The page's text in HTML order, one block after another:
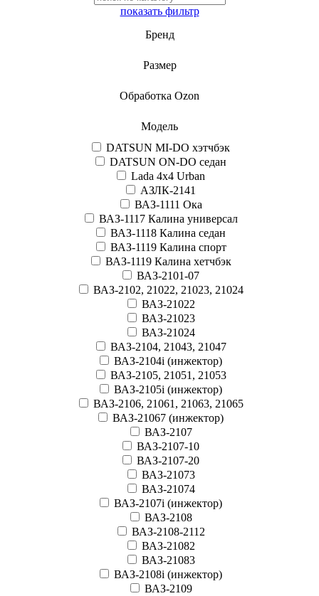
показать фильтр
Бренд
Размер
Обработка Ozon
Модель
DATSUN MI-DO хэтчбэк
DATSUN ON-DO седан
Lada 4x4 Urban
АЗЛК-2141
ВАЗ-1111 Ока
ВАЗ-1117 Калина универсал
ВАЗ-1118 Калина седан
ВАЗ-1119 Калина спорт
ВАЗ-1119 Калина хетчбэк
ВАЗ-2101-07
ВАЗ-2102, 21022, 21023, 21024
ВАЗ-21022
ВАЗ-21023
ВАЗ-21024
ВАЗ-2104, 21043, 21047
ВАЗ-2104i (инжектор)
ВАЗ-2105, 21051, 21053
ВАЗ-2105i (инжектор)
ВАЗ-2106, 21061, 21063, 21065
ВАЗ-21067 (инжектор)
ВАЗ-2107
ВАЗ-2107-10
ВАЗ-2107-20
ВАЗ-21073
ВАЗ-21074
ВАЗ-2107i (инжектор)
ВАЗ-2108
ВАЗ-2108-2112
ВАЗ-21082
ВАЗ-21083
ВАЗ-2108i (инжектор)
ВАЗ-2109